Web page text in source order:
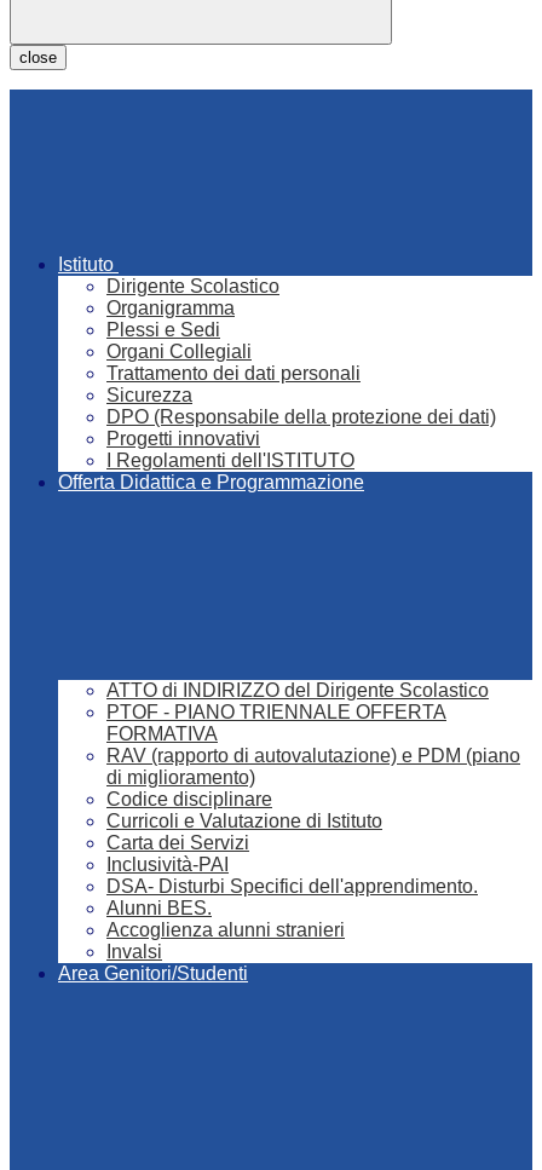
close
Istituto
Dirigente Scolastico
Organigramma
Plessi e Sedi
Organi Collegiali
Trattamento dei dati personali
Sicurezza
DPO (Responsabile della protezione dei dati)
Progetti innovativi
I Regolamenti dell'ISTITUTO
Offerta Didattica e Programmazione
ATTO di INDIRIZZO del Dirigente Scolastico
PTOF - PIANO TRIENNALE OFFERTA
FORMATIVA
RAV (rapporto di autovalutazione) e PDM (piano
di miglioramento)
Codice disciplinare
Curricoli e Valutazione di Istituto
Carta dei Servizi
Inclusività-PAI
DSA- Disturbi Specifici dell'apprendimento.
Alunni BES.
Accoglienza alunni stranieri
Invalsi
Area Genitori/Studenti